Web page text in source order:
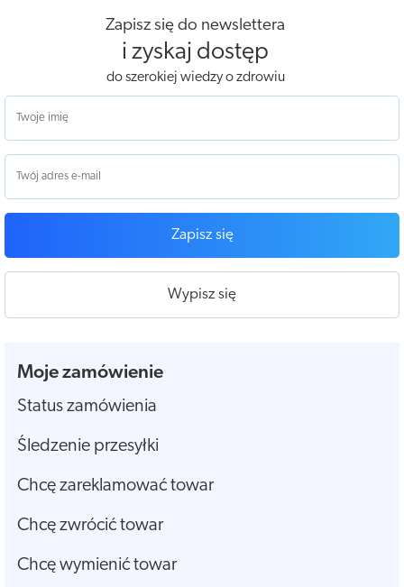
Zapisz się do newslettera
i zyskaj dostęp
do szerokiej wiedzy o zdrowiu
Zapisz się
Wypisz się
Moje zamówienie
Status zamówienia
Śledzenie przesyłki
Chcę zareklamować towar
Chcę zwrócić towar
Chcę wymienić towar